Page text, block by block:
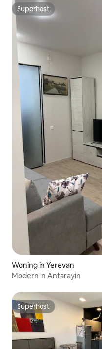
Superhost
Superhost
Woning in Yerevan
Modern in Antarayin
Superhost
Superhost